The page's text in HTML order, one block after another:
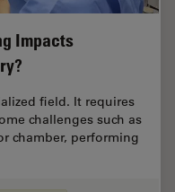
Impacts
field. It requires
challenges such as
chamber, performing